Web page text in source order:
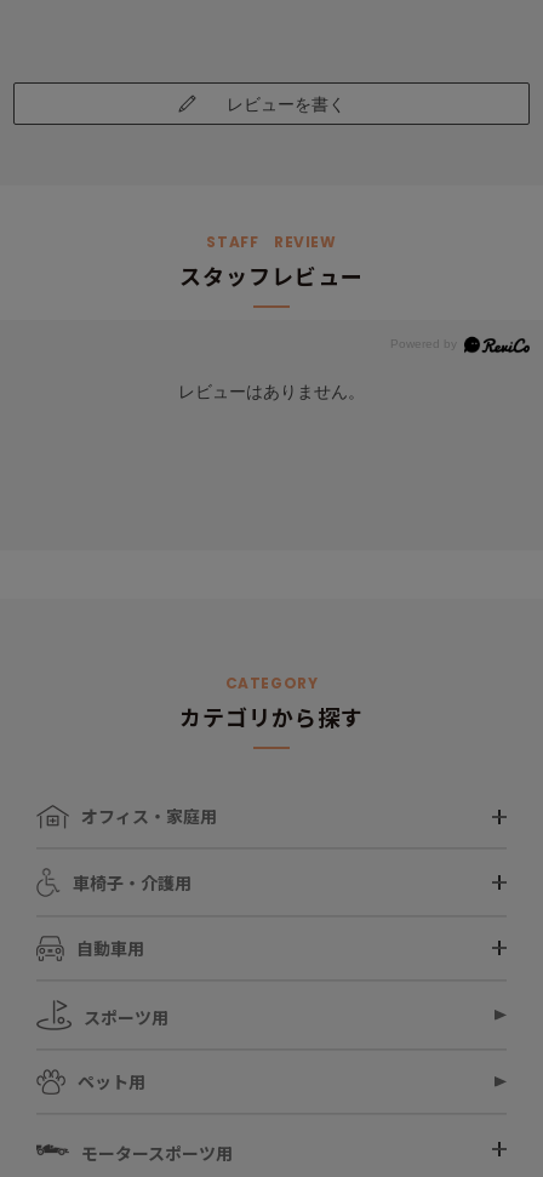
レビューを書く
STAFF REVIEW
スタッフレビュー
レビューはありません。
CATEGORY
カテゴリから探す
オフィス・家庭用
車椅子・介護用
自動車用
スポーツ用
ペット用
モータースポーツ用